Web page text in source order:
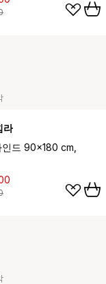
라
드 90x180 cm,